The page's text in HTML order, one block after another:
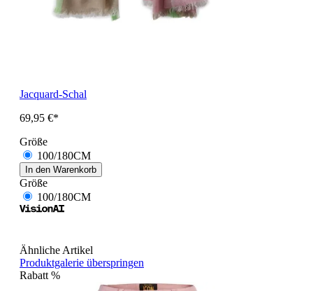
Jacquard-Schal
69,95 €*
Größe
100/180CM
In den Warenkorb
Größe
100/180CM
Ähnliche Artikel
Produktgalerie überspringen
Rabatt %